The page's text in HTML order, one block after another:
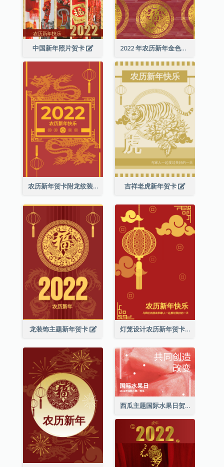
中国新年照片贺卡 2022 年农历新年金色贺卡
农历新年贺卡附龙纹装饰 吉祥老虎新年贺卡
龙装饰主题新年贺卡 灯笼设计农历新年贺卡
西瓜主题国际水果日贺卡